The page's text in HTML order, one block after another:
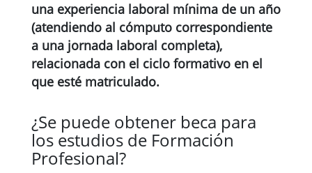
una experiencia laboral mínima de un año
(atendiendo al cómputo correspondiente
a una jornada laboral completa),
relacionada con el ciclo formativo en el
que esté matriculado.
¿Se puede obtener beca para
los estudios de Formación
Profesional?